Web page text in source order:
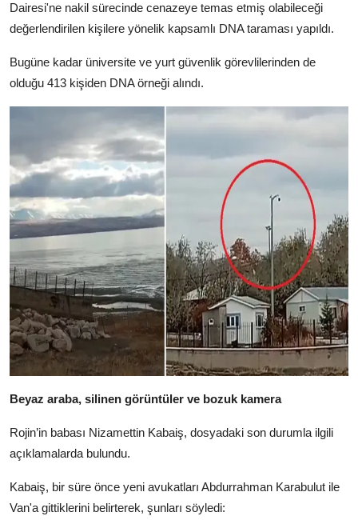
Dairesi'ne nakil sürecinde cenazeye temas etmiş olabileceği
değerlendirilen kişilere yönelik kapsamlı DNA taraması yapıldı.
Bugüne kadar üniversite ve yurt güvenlik görevlilerinden de
olduğu 413 kişiden DNA örneği alındı.
Beyaz araba, silinen görüntüler ve bozuk kamera
Rojin’in babası Nizamettin Kabaiş, dosyadaki son durumla ilgili
açıklamalarda bulundu.
Kabaiş, bir süre önce yeni avukatları Abdurrahman Karabulut ile
Van'a gittiklerini belirterek, şunları söyledi: